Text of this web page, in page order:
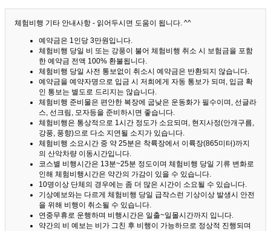
체험비행 기타 안내사항 - 읽어두시면 도움이 됩니다. ^^
예약금은 1인당 3만원입니다.
체험비행 당일 비 또는 강풍이 불어 체험비행 취소 시 보험금을 포함
한 예약금 전액 100% 환불됩니다.
체험비행 당일 사전 통보없이 취소시 예약금은 반환되지 않습니다.
예약금을 예약자명으로 입금 시 저희에게 자동 통보가 되며, 입금 확
인 통보는 별도로 드리지는 않습니다.
체험비행 준비물은 편안한 복장에 굽낮은 운동화가 필수이며, 선글라
스, 선크림, 모자등을 준비하시면 좋습니다.
체험비행은 통상적으로 1시간 정도가 소요되며, 현지사정(안개구름,
강풍, 풍향)으로 다소 지연될 소지가 있습니다.
체험비행 소요시간 중 약 25분은 착륙장에서 이륙장(865미터)까지
의 산악차량 이동시간입니다.
코스별 비행시간은 13분~25분 정도이며 체험비행 당일 기류 변화로
인해 체험비행시간은 약간의 가감이 있을 수 있습니다.
10명이상 단체의 경우에는 좀 더 많은 시간이 소요될 수 있습니다.
기상예보와는 다르게 체험비행 당일 급작스런 기상이상 발생시 안전
을 위해 비행이 취소될 수 있습니다.
연중무휴로 운행하며 비행시간은 일출~일몰시간까지 입니다.
약간의 비 예보는 비가 그친 후 비행이 가능하므로 정상적 진행되며